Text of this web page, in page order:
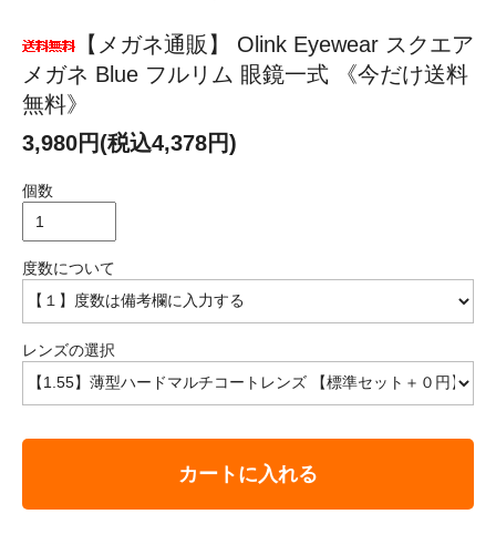
【メガネ通販】 Olink Eyewear スクエア
メガネ Blue フルリム 眼鏡一式 《今だけ送料
無料》
3,980円(税込4,378円)
個数
度数について
レンズの選択
カートに入れる